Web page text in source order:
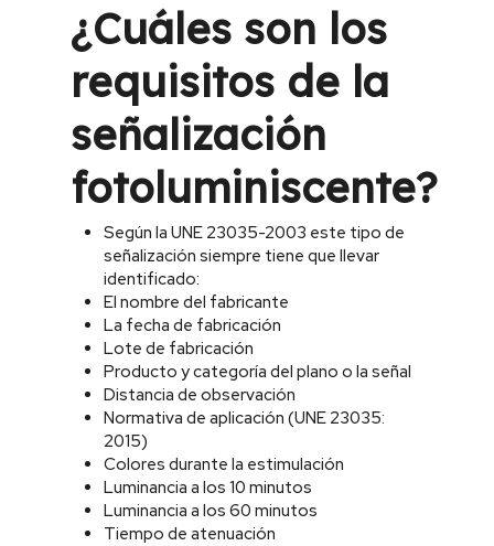
¿Cuáles son los
requisitos de la
señalización
fotoluminiscente?
Según la UNE 23035-2003 este tipo de
señalización siempre tiene que llevar
identificado:
El nombre del fabricante
La fecha de fabricación
Lote de fabricación
Producto y categoría del plano o la señal
Distancia de observación
Normativa de aplicación (UNE 23035:
2015)
Colores durante la estimulación
Luminancia a los 10 minutos
Luminancia a los 60 minutos
Tiempo de atenuación